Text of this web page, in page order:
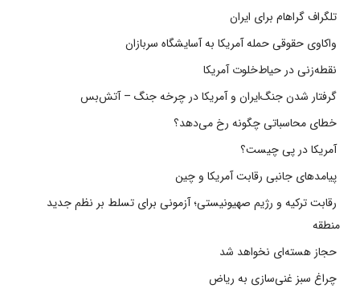
تلگراف گراهام برای ایران
واکاوی حقوقی حمله آمریکا به آسایشگاه سربازان
نقطه‌زنی در حیاط‌خلوت آمریکا
گرفتار شدن جنگ‌ایران و آمریکا در چرخه جنگ – آتش‌بس
خطای محاسباتی چگونه رخ می‌دهد؟
آمریکا در پی چیست؟
پیامدهای جانبی رقابت آمریکا و چین
رقابت ترکیه و رژیم صهیونیستی؛ آزمونی برای تسلط بر نظم جدید
منطقه
حجاز هسته‌ای نخواهد شد
چراغ سبز غنی‌سازی به ریاض